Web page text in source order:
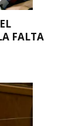
FALTA